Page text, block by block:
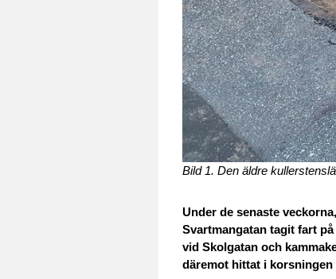
Bild 1. Den äldre
Under de senaste
Svartmangatan tagit fart
vid Skolgatan och
däremot hittat i korsningen